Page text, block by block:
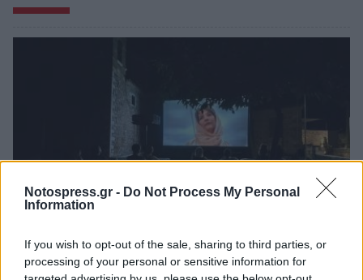
Notospress.gr - Do Not Process My Personal
Information
If you wish to opt-out of the sale, sharing to third parties, or
processing of your personal or sensitive information for
Δυτική Μάνη: Συνεχίζονται οι